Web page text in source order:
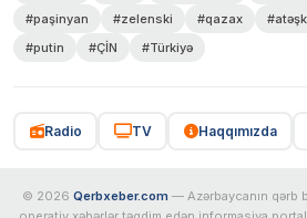
#paşinyan
#zelenski #qazax
#putin
#ÇİN #Türkiyə
Radio TV Haqqımızda
© 2026 Qerbxeber.com — Azərbaycanın qərb